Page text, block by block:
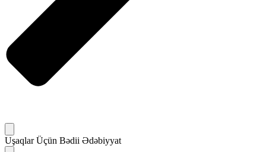
Uşaqlar Üçün Bədii Ədəbiyyat